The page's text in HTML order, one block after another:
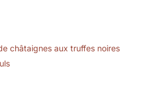
châtaignes aux truffes noires